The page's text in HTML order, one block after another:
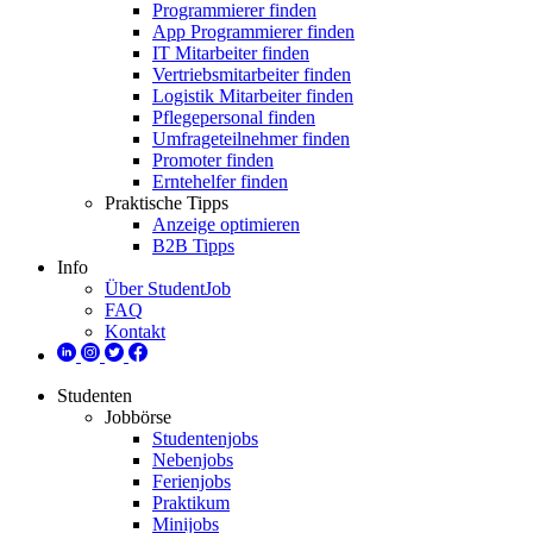
Programmierer finden
App Programmierer finden
IT Mitarbeiter finden
Vertriebsmitarbeiter finden
Logistik Mitarbeiter finden
Pflegepersonal finden
Umfrageteilnehmer finden
Promoter finden
Erntehelfer finden
Praktische Tipps
Anzeige optimieren
B2B Tipps
Info
Über StudentJob
FAQ
Kontakt
Studenten
Jobbörse
Studentenjobs
Nebenjobs
Ferienjobs
Praktikum
Minijobs